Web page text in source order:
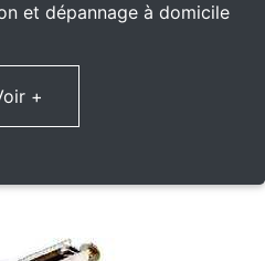
et dépannage à domicile
+